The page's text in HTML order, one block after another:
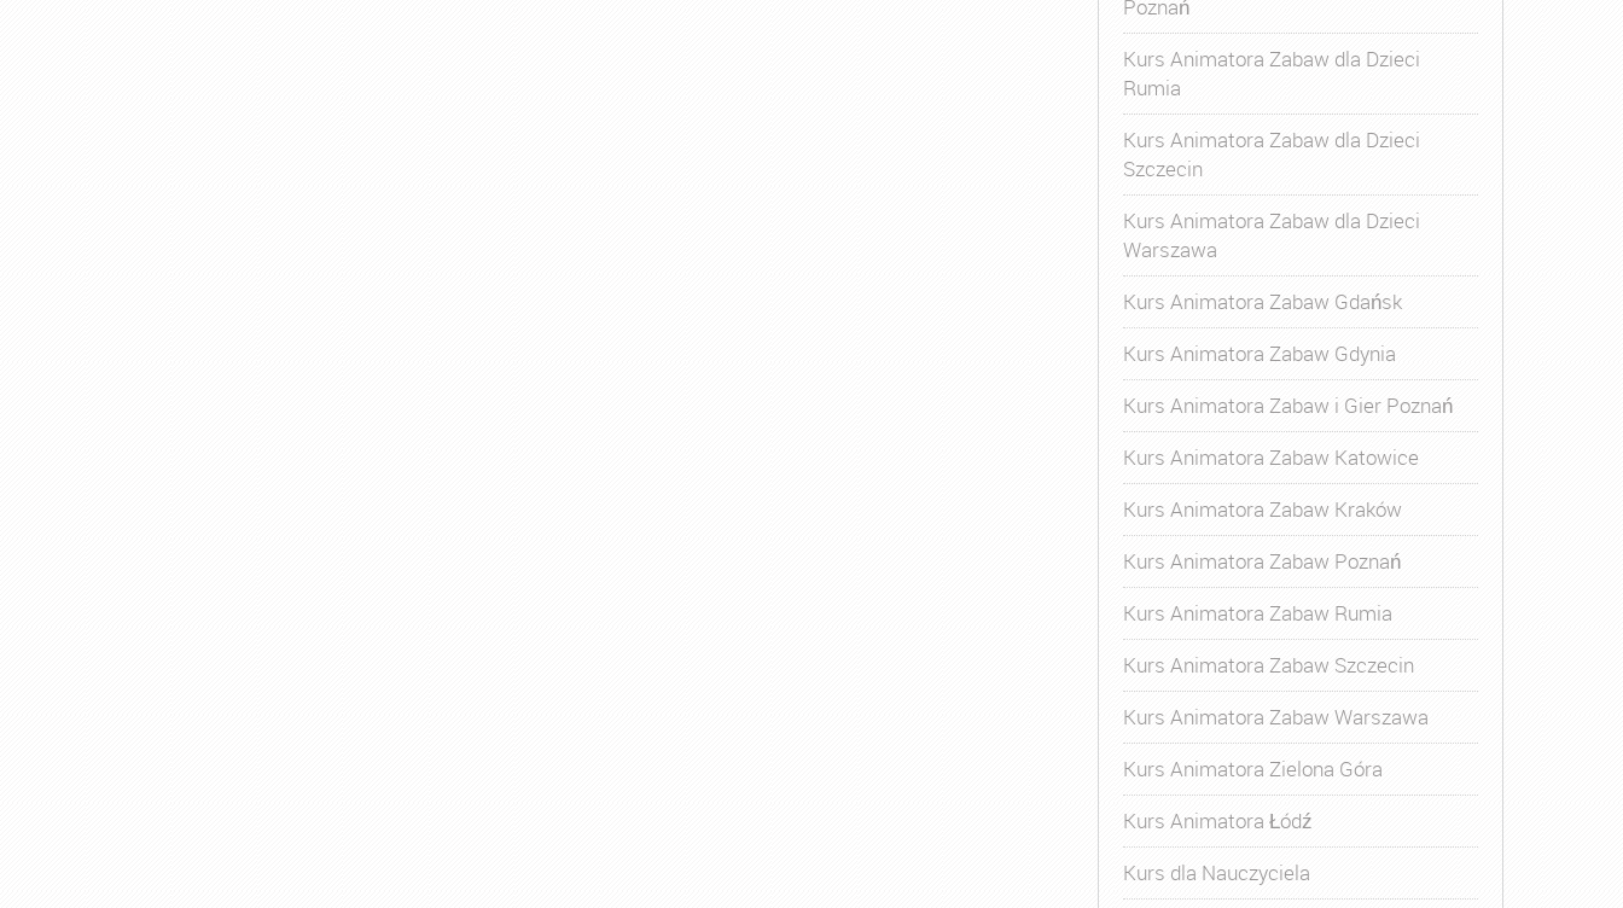
Poznań
Kurs Animatora Zabaw dla Dzieci
Rumia
Kurs Animatora Zabaw dla Dzieci
Szczecin
Kurs Animatora Zabaw dla Dzieci
Warszawa
Kurs Animatora Zabaw Gdańsk
Kurs Animatora Zabaw Gdynia
Kurs Animatora Zabaw i Gier Poznań
Kurs Animatora Zabaw Katowice
Kurs Animatora Zabaw Kraków
Kurs Animatora Zabaw Poznań
Kurs Animatora Zabaw Rumia
Kurs Animatora Zabaw Szczecin
Kurs Animatora Zabaw Warszawa
Kurs Animatora Zielona Góra
Kurs Animatora Łódź
Kurs dla Nauczyciela